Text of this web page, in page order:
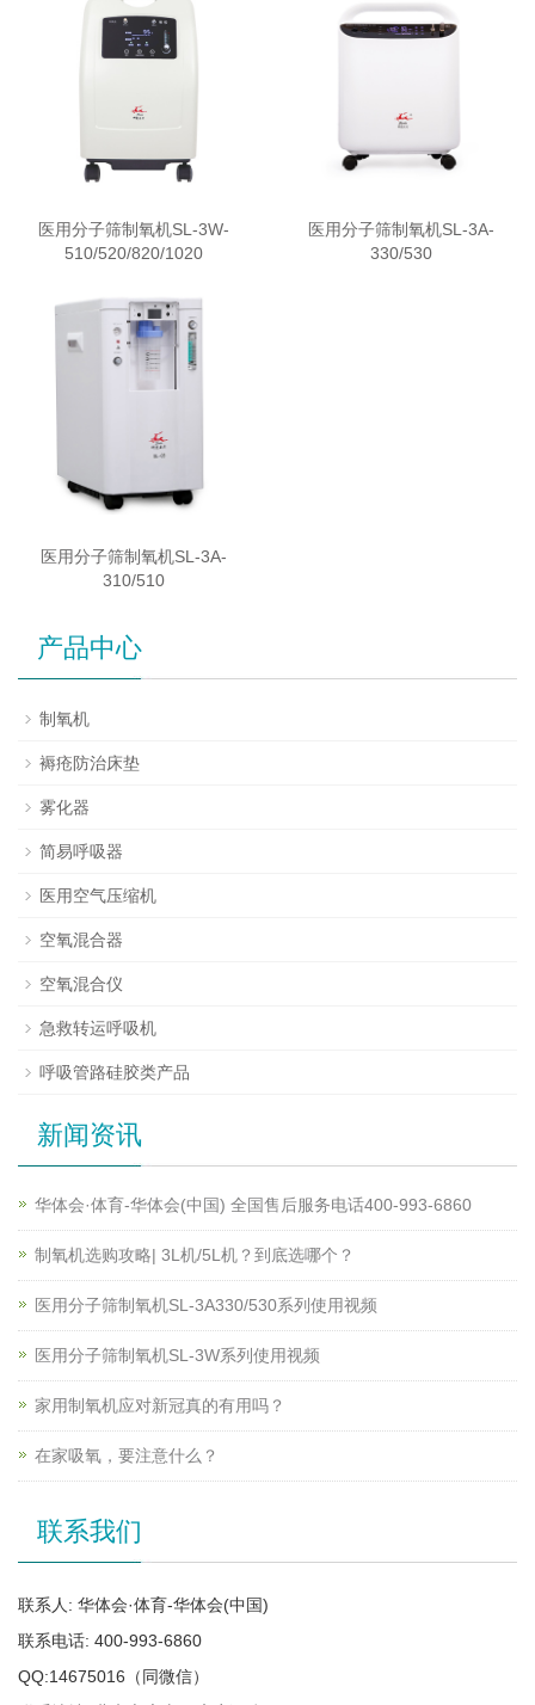
医用分子筛制氧机SL-3W-
510/520/820/1020
医用分子筛制氧机SL-3A-
330/530
医用分子筛制氧机SL-3A-
310/510
产品中心
制氧机
褥疮防治床垫
雾化器
简易呼吸器
医用空气压缩机
空氧混合器
空氧混合仪
急救转运呼吸机
呼吸管路硅胶类产品
新闻资讯
华体会·体育-华体会(中国) 全国售后服务电话400-993-6860
制氧机选购攻略| 3L机/5L机？到底选哪个？
医用分子筛制氧机SL-3A330/530系列使用视频
医用分子筛制氧机SL-3W系列使用视频
家用制氧机应对新冠真的有用吗？
在家吸氧，要注意什么？
联系我们
联系人: 华体会·体育-华体会(中国)
联系电话: 400-993-6860
QQ:14675016（同微信）